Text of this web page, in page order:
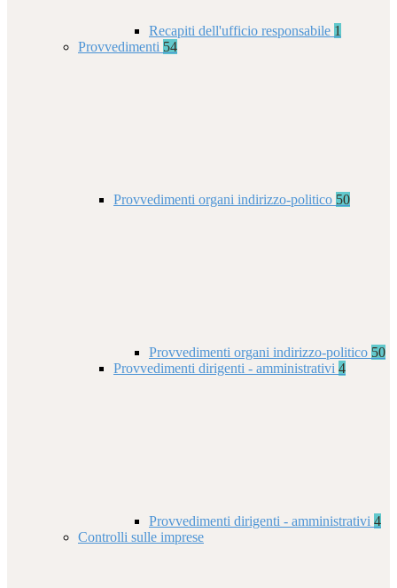
Recapiti dell'ufficio responsabile 1
Provvedimenti 54
Provvedimenti organi indirizzo-politico 50
Provvedimenti organi indirizzo-politico 50
Provvedimenti dirigenti - amministrativi 4
Provvedimenti dirigenti - amministrativi 4
Controlli sulle imprese